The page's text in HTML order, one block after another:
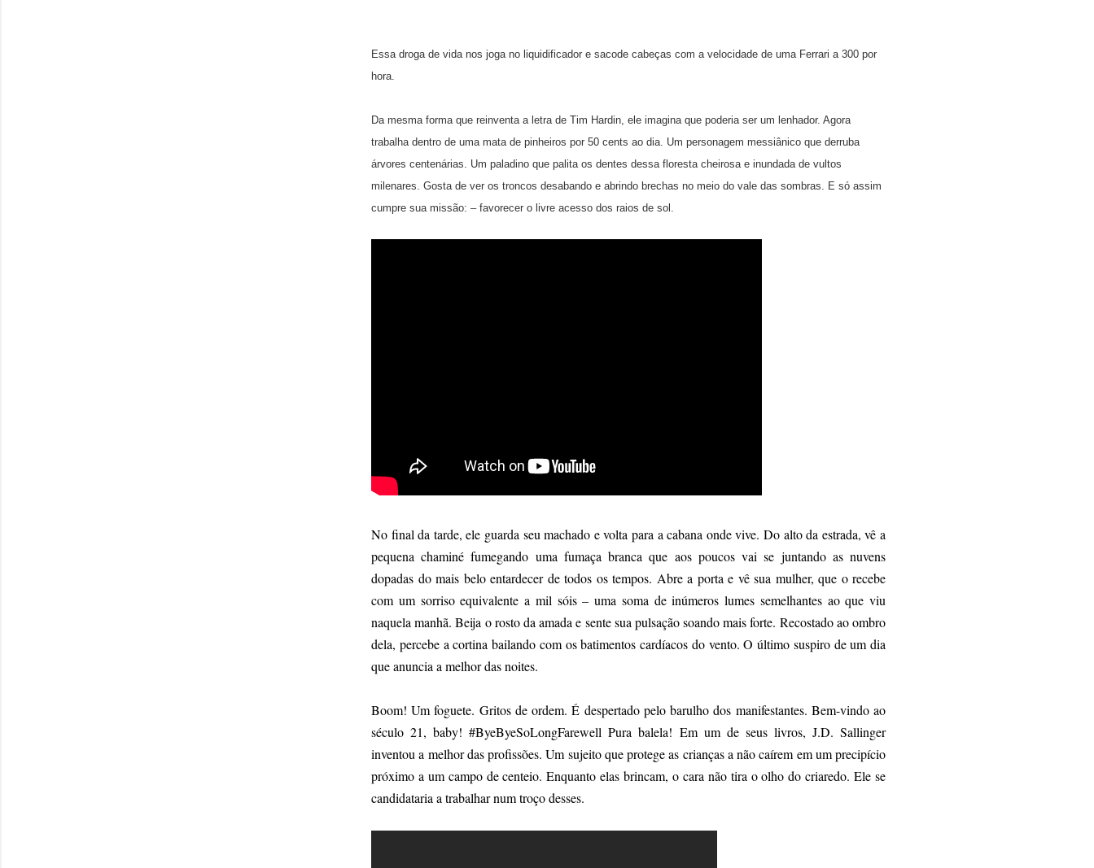
Essa droga de vida nos joga no liquidificador e sacode cabeças com a velocidade de uma Ferrari a 300 por
hora.
Da mesma forma que reinventa a letra de Tim Hardin, ele imagina que poderia ser um lenhador. Agora
trabalha dentro de uma mata de pinheiros por 50 cents ao dia. Um personagem messiânico que derruba
árvores centenárias. Um paladino que palita os dentes dessa floresta cheirosa e inundada de vultos
milenares. Gosta de ver os troncos desabando e abrindo brechas no meio do vale das sombras. E só assim
cumpre sua missão: – favorecer o livre acesso dos raios de sol.
No final da tarde, ele guarda seu machado e volta para a cabana onde vive. Do alto da estrada, vê a
pequena chaminé fumegando uma fumaça branca que aos poucos vai se juntando as nuvens
dopadas do mais belo entardecer de todos os tempos. Abre a porta e vê sua mulher, que o recebe
com um sorriso equivalente a mil sóis – uma soma de inúmeros lumes semelhantes ao que viu
naquela manhã. Beija o rosto da amada e sente sua pulsação soando mais forte. Recostado ao ombro
dela, percebe a cortina bailando com os batimentos cardíacos do vento. O último suspiro de um dia
que anuncia a melhor das noites.
Boom! Um foguete. Gritos de ordem. É despertado pelo barulho dos manifestantes. Bem-vindo ao
século 21, baby! #ByeByeSoLongFarewell Pura balela! Em um de seus livros, J.D. Sallinger
inventou a melhor das profissões. Um sujeito que protege as crianças a não caírem em um precipício
próximo a um campo de centeio. Enquanto elas brincam, o cara não tira o olho do criaredo. Ele se
candidataria a trabalhar num troço desses.